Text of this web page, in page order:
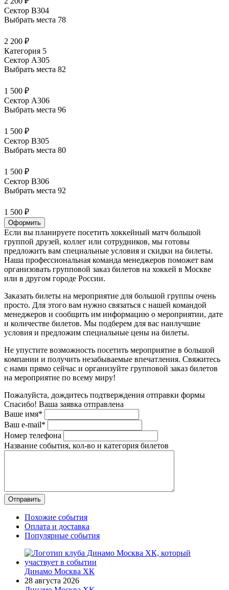
Сектор В304
Выбрать места 78
2 200 ₽
Категория 5
Сектор А305
Выбрать места 82
1 500 ₽
Сектор А306
Выбрать места 96
1 500 ₽
Сектор В305
Выбрать места 80
1 500 ₽
Сектор В306
Выбрать места 92
1 500 ₽
Оформить
Если вы планируете посетить хоккейный матч большой
группой друзей, коллег или сотрудников, мы готовы
предложить вам специальные условия и скидки на билеты.
Наша профессиональная команда менеджеров поможет вам
организовать групповой заказ билетов на хоккей в Москве
или в другом городе России.
Заказать билеты на мероприятие для большой группы очень
просто. Для этого вам нужно связаться с нашей командой
менеджеров и сообщить им информацию о мероприятии, дате
и количестве билетов. Мы подберем для вас наилучшие
условия и предложим специальные цены на билеты.
Не упустите возможность посетить мероприятие в большой
компании и получить незабываемые впечатления. Свяжитесь
с нами прямо сейчас и организуйте групповой заказ билетов
на мероприятие по всему миру!
Пожалуйста, дождитесь подтверждения отправки формы
Спасибо! Ваша заявка отправлена
Ваше имя*
Ваш e-mail*
Номер телефона
Название события, кол-во и категория билетов
Похожие события
Оплата и доставка
Популярные события
Динамо Москва ХК
28 августа 2026